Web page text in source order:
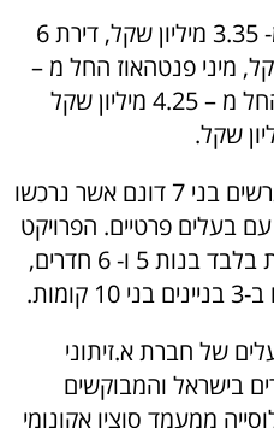
מחיר דירות 5 חדרים החל מ- 3.35 מיליון שקל, דירת 6
4.3 מיליון שקל, מיני פנטהאוז החל מ –
4.95 מיליון שקל, דירות גן החל מ – 4.25 מיליון שקל
הפרויקט מוקם על פני 2 מגרשים בני 7 דונם אשר נרכשו
בעלים פרטיים. הפרויקט
כולל 106 יחידות דיור גדולות בלבד בנות 5 ו- 6 חדרים,
של חברת א.זיתוני
בישראל והמבוקשים
ממעמד סוציו אקונומי